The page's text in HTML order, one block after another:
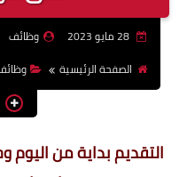
28 مايو 2023
وظائف
الصفحة الرئيسية